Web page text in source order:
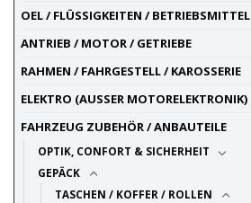
OEL / FLÜSSIGKEITEN / BETRIEBSMITTEL
ANTRIEB / MOTOR / GETRIEBE
RAHMEN / FAHRGESTELL / KAROSSERIE
ELEKTRO (AUSSER MOTORELEKTRONIK)
FAHRZEUG ZUBEHÖR / ANBAUTEILE
OPTIK, CONFORT & SICHERHEIT
GEPÄCK
TASCHEN / KOFFER / ROLLEN